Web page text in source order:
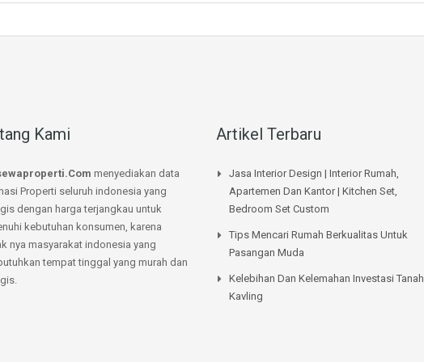
Kami
menyediakan data
Properti seluruh indonesia yang
dengan harga terjangkau untuk
kebutuhan konsumen, karena
nya masyarakat indonesia yang
tempat tinggal yang murah dan
Artikel Terbaru
Jasa Interior Design | Interior Rumah,
Apartemen Dan Kantor | Kitchen Set,
Bedroom Set Custom
Tips Mencari Rumah Berkualitas Untuk
Pasangan Muda
Kelebihan Dan Kelemahan Investasi Tanah
Kavling